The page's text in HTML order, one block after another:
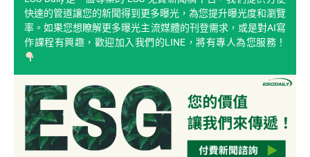
快速的管道讓您的新聞得到更多曝光，為您提升曝光度和瀏覽
率。如果您想瞭解更多曝光主流媒體的刊登需求，或是對AI寫
作課程有興趣，歡迎加入我們的LINE，將有專人為您服務！